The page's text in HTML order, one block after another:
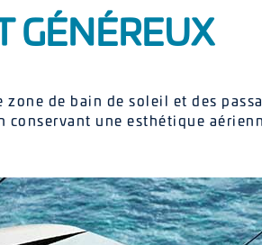
GÉNÉREUX
de bain de soleil et des
une esthétique